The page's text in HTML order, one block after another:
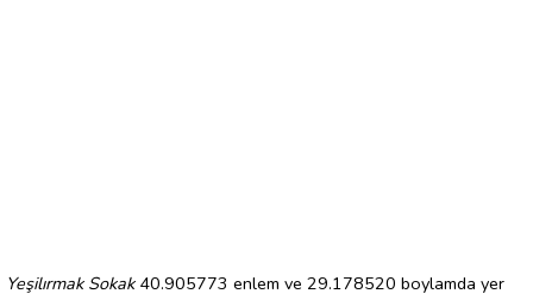
Yeşilırmak Sokak40.905773 enlem ve 29.178520 boylamda yer